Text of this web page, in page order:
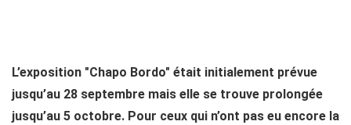
L’exposition "Chapo Bordo" était initialement prévue
jusqu’au 28 septembre mais elle se trouve prolongée
jusqu’au 5 octobre. Pour ceux qui n’ont pas eu encore la